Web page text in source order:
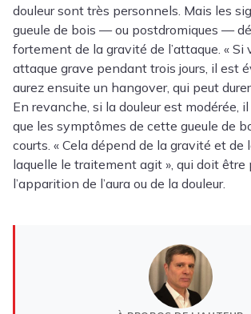
douleur sont très personnels. Mais les
gueule de bois — ou postdromiques —
fortement de la gravité de l’attaque. « Si
attaque grave pendant trois jours, il est
aurez ensuite un hangover, qui peut
En revanche, si la douleur est modérée,
que les symptômes de cette gueule de
courts. « Cela dépend de la gravité et de
laquelle le traitement agit », qui doit être
l’apparition de l’aura ou de la douleur.